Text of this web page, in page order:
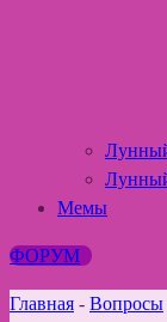
Мемы
ФОРУМ
Главная - Вопросы